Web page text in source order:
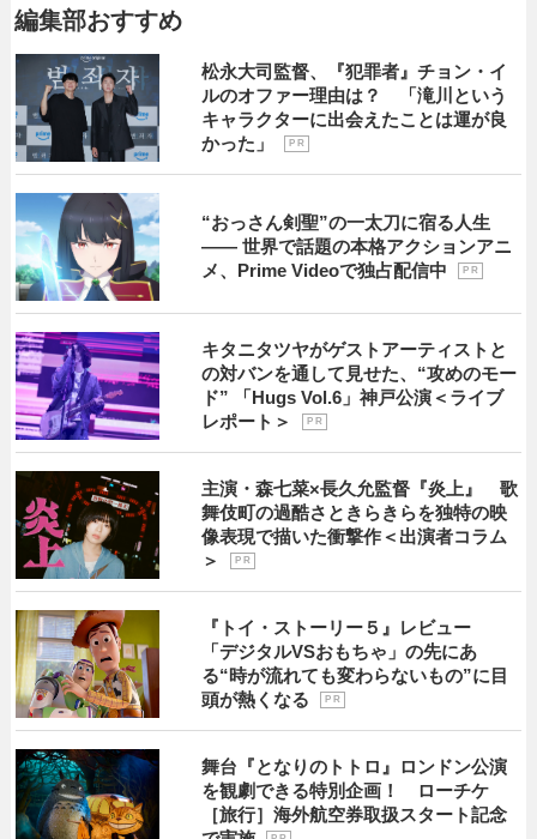
編集部おすすめ
松永大司監督、『犯罪者』チョン・イ
ルのオファー理由は？ 「滝川という
キャラクターに出会えたことは運が良
かった」
P R
“おっさん剣聖”の一太刀に宿る人生
―― 世界で話題の本格アクションアニ
メ、Prime Videoで独占配信中
P R
キタニタツヤがゲストアーティストと
の対バンを通して見せた、“攻めのモー
ド” 「Hugs Vol.6」神戸公演＜ライブ
レポート＞
P R
主演・森七菜×長久允監督『炎上』 歌
舞伎町の過酷さときらきらを独特の映
像表現で描いた衝撃作＜出演者コラム
＞
P R
『トイ・ストーリー５』レビュー
「デジタルVSおもちゃ」の先にあ
る“時が流れても変わらないもの”に目
頭が熱くなる
P R
舞台『となりのトトロ』ロンドン公演
を観劇できる特別企画！ ローチケ
［旅行］海外航空券取扱スタート記念